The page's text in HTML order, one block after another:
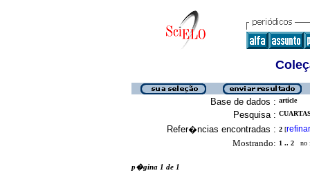
Base de dados : article
Pesquisa :
Refer�ncias encontradas : 2 [refinar
Mostrando: 1 .. 2 no
p�gina 1 de 1